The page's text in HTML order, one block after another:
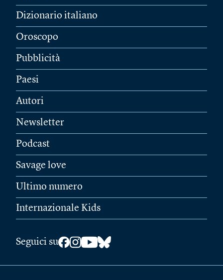
Dizionario italiano
Oroscopo
Pubblicità
Paesi
Autori
Newsletter
Podcast
Savage love
Ultimo numero
Internazionale Kids
Seguici su